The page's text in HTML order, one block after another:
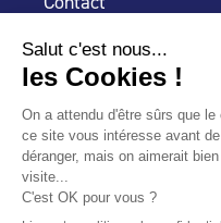
32 rue de Mogador
75 009 Paris
Nous suivre